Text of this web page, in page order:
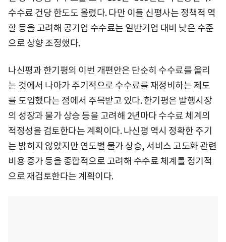
수수료 건당 한도도 올렸다. 다만 이들 신평사는 정책적 역
할 등을 고려해 공기업 수수료는 일반기업 대비 낮은 수준
으로 상향 조정했다.
나신평과 한기평의 이번 개편안은 단순히 수수료를 올리
는 것에서 나아가 주기적으로 수수료를 재정비하는 제도
를 도입했다는 점에서 주목받고 있다. 한기평은 발행시장
의 성장과 물가 상승 등을 고려해 2년마다 수수료 체계의
적정성을 검토한다는 계획이다. 나신평 역시 정확한 주기
는 밝히지 않았지만 연도별 물가 상승, 서비스 고도화 관련
비용 증가 등을 종합적으로 고려해 수수료 체계를 정기적
으로 재검토한다는 계획이다.